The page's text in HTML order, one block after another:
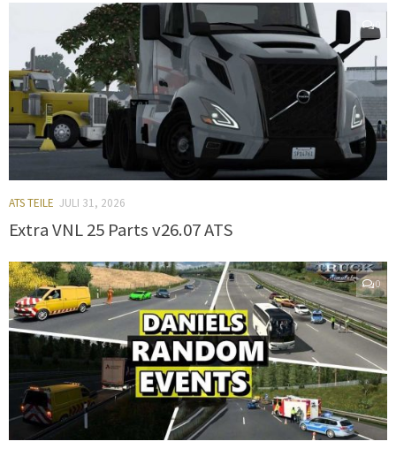
ATS TEILE JULI 31, 2026
Extra VNL 25 Parts v26.07 ATS
0